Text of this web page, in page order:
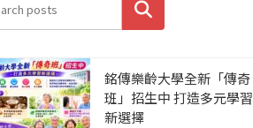
搜尋
銘傳樂齡大學全新「傳奇
班」招生中 打造多元學習
新選擇